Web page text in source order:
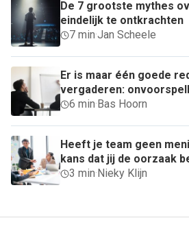
De 7 grootste mythes
eindelijk te ontkrachten
7 min·Jan Scheele
Er is maar één goede
vergaderen:
6 min· Bas Hoorn
Heeft je team geen
kans dat jij de oorzaak
3 min· Nieky Klijn